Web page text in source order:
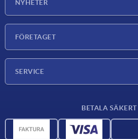
NYHETER
FÖRETAGET
SERVICE
CAD-data
BETALA SÄKERT